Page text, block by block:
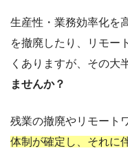
生産性・業務効率化を
を撤廃したり、リモー
くありますが、その大
ませんか？
残業の撤廃やリモート
体制が確定し、それに